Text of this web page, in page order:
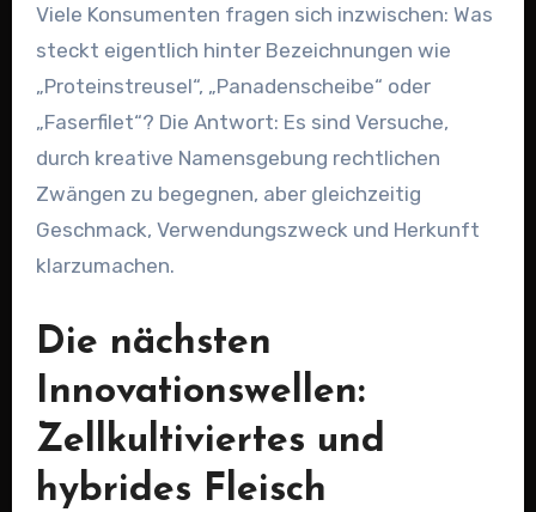
Viele Konsumenten fragen sich inzwischen: Was
steckt eigentlich hinter Bezeichnungen wie
„Proteinstreusel“, „Panadenscheibe“ oder
„Faserfilet“? Die Antwort: Es sind Versuche,
durch kreative Namensgebung rechtlichen
Zwängen zu begegnen, aber gleichzeitig
Geschmack, Verwendungszweck und Herkunft
klarzumachen.
Die nächsten
Innovationswellen:
Zellkultiviertes und
hybrides Fleisch